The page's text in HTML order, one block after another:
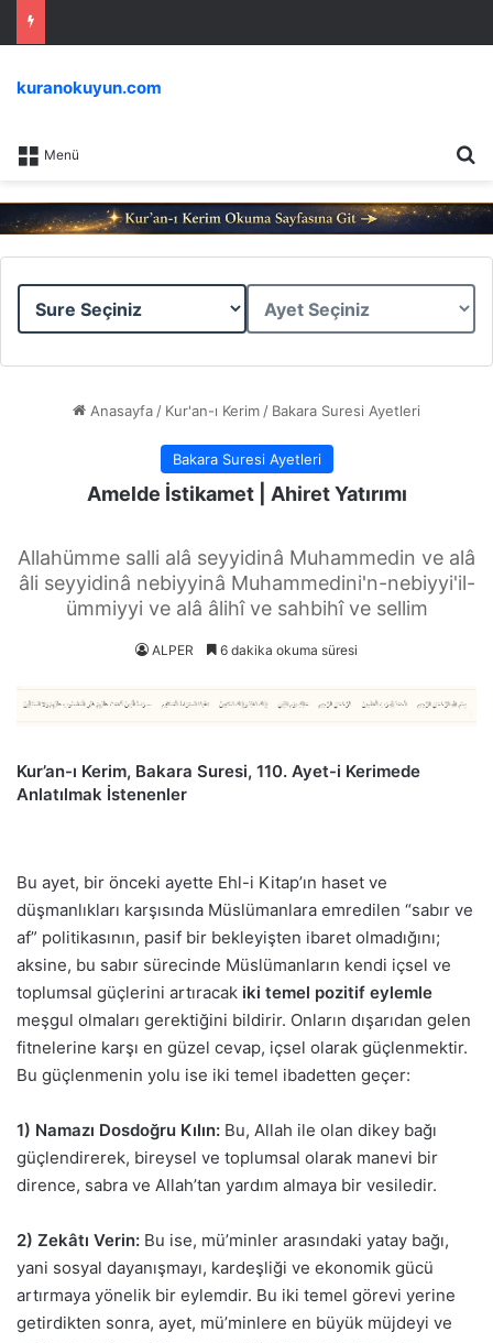
Menü
kuranokuyun.com
Sure
Ayet
Anasayfa / Kur'an-ı Kerim / Bakara Suresi Ayetleri
Bakara Suresi Ayetleri
Amelde İstikamet | Ahiret Yatırımı
Allahümme salli alâ seyyidinâ Muhammedin ve alâ
âli seyyidinâ nebiyyinâ Muhammedini'n-nebiyyi'il-
ümmiyyi ve alâ âlihî ve sahbihî ve sellim
ALPER 6 dakika okuma süresi
Kur’an-ı Kerim, Bakara Suresi, 110. Ayet-i Kerimede
Anlatılmak İstenenler
Bu ayet, bir önceki ayette Ehl-i Kitap’ın haset ve
düşmanlıkları karşısında Müslümanlara emredilen “sabır ve
af” politikasının, pasif bir bekleyişten ibaret olmadığını;
aksine, bu sabır sürecinde Müslümanların kendi içsel ve
toplumsal güçlerini artıracak iki temel pozitif eylemle
meşgul olmaları gerektiğini bildirir. Onların dışarıdan gelen
fitnelerine karşı en güzel cevap, içsel olarak güçlenmektir.
Bu güçlenmenin yolu ise iki temel ibadetten geçer:
1) Namazı Dosdoğru Kılın: Bu, Allah ile olan dikey bağı
güçlendirerek, bireysel ve toplumsal olarak manevi bir
dirence, sabra ve Allah’tan yardım almaya bir vesiledir.
2) Zekâtı Verin: Bu ise, mü’minler arasındaki yatay bağı,
yani sosyal dayanışmayı, kardeşliği ve ekonomik gücü
artırmaya yönelik bir eylemdir. Bu iki temel görevi yerine
getirdikten sonra, ayet, mü’minlere en büyük müjdeyi ve